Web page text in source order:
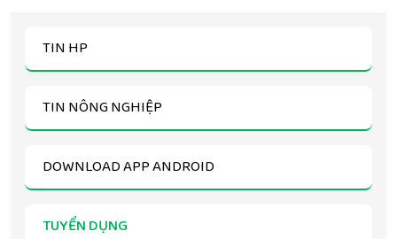
TIN HP
TIN NÔNG NGHIỆP
DOWNLOAD APP ANDROID
TUYỂN DỤNG